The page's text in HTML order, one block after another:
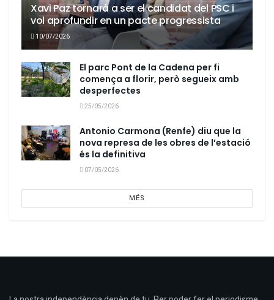
Xavi Paz tornarà a ser el candidat del PSC i
vol aprofundir en un pacte progressista
10/07/2026
El parc Pont de la Cadena per fi
comença a florir, però segueix amb
desperfectes
25/05/2026
Antonio Carmona (Renfe) diu que la
nova represa de les obres de l’estació
és la definitiva
07/05/2026
MÉS